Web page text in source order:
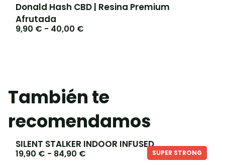
Donald Hash CBD | Resina Premium
Afrutada
9,90 € - 40,00 €
También te
recomendamos
SUPER STRONG
SILENT STALKER INDOOR INFUSED
19,90 € - 84,90 €